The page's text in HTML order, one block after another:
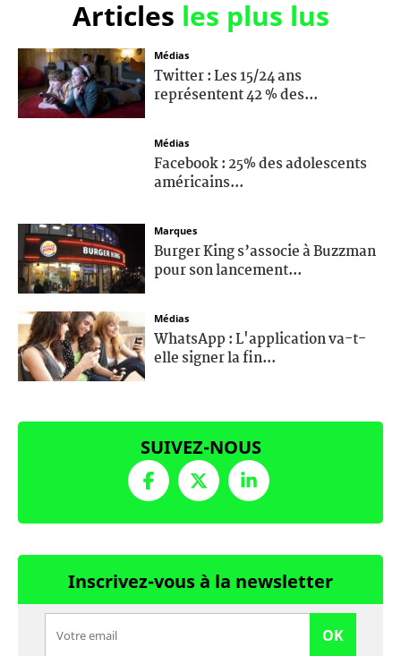
Articles les plus lus
Médias
Twitter : Les 15/24 ans
représentent 42 % des...
Médias
Facebook : 25% des adolescents
américains...
Marques
Burger King s’associe à Buzzman
pour son lancement...
Médias
WhatsApp : L'application va-t-
elle signer la fin...
SUIVEZ-NOUS
Inscrivez-vous à la newsletter
OK